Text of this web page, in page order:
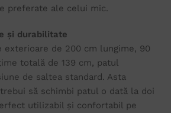
preferate ale celui mic.
și durabilitate
exterioare de 200 cm lungime, 90
totală de 139 cm, patul
de saltea standard. Asta
să schimbi patul o dată la doi
utilizabil și confortabil pe